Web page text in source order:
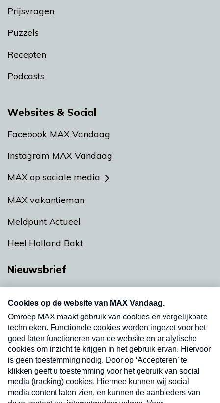
Prijsvragen
Puzzels
Recepten
Podcasts
Websites & Social
Facebook MAX Vandaag
Instagram MAX Vandaag
MAX op sociale media
MAX vakantieman
Meldpunt Actueel
Heel Holland Bakt
Nieuwsbrief
nieuwsbrief. Elke vrijdag- en dinsdagochtend in
uw mailbox.
Verzend